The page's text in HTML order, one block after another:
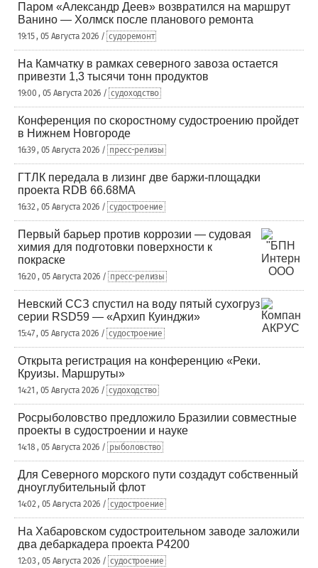
Паром «Александр Деев» возвратился на маршрут
Ванино — Холмск после планового ремонта
19:15 , 05 Августа 2026 / судоремонт
На Камчатку в рамках северного завоза остается
привезти 1,3 тысячи тонн продуктов
19:00 , 05 Августа 2026 / судоходство
Конференция по скоростному судостроению пройдет
в Нижнем Новгороде
16:39 , 05 Августа 2026 / пресс-релизы
ГТЛК передала в лизинг две баржи-площадки
проекта RDB 66.68МА
16:32 , 05 Августа 2026 / судостроение
Первый барьер против коррозии — судовая
химия для подготовки поверхности к
покраске
16:20 , 05 Августа 2026 / пресс-релизы
Невский ССЗ спустил на воду пятый сухогруз
серии RSD59 — «Архип Куинджи»
15:47 , 05 Августа 2026 / судостроение
Открыта регистрация на конференцию «Реки.
Круизы. Маршруты»
14:21 , 05 Августа 2026 / судоходство
Росрыболовство предложило Бразилии совместные
проекты в судостроении и науке
14:18 , 05 Августа 2026 / рыболовство
Для Северного морского пути создадут собственный
дноуглубительный флот
14:02 , 05 Августа 2026 / судостроение
На Хабаровском судостроительном заводе заложили
два дебаркадера проекта Р4200
12:03 , 05 Августа 2026 / судостроение